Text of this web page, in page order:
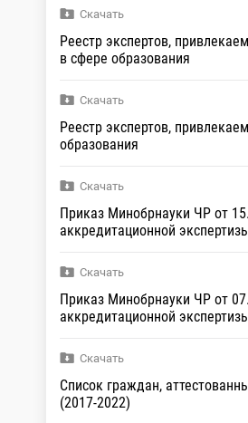
Скачать
Реестр экспертов,
в сфере образования
Скачать
Реестр экспертов,
образования
Скачать
Приказ Минобрнауки ЧР от
аккредитационной
Скачать
Приказ Минобрнауки ЧР от
аккредитационной
Скачать
Список граждан,
(2017-2022)